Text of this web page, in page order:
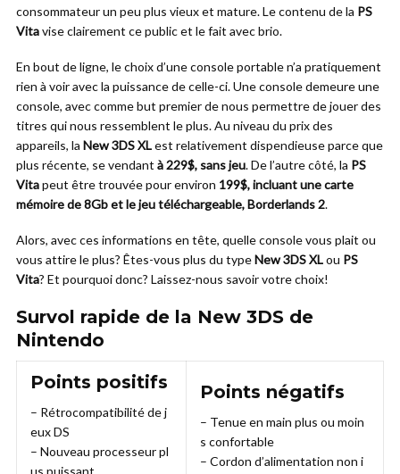
consommateur un peu plus vieux et mature. Le contenu de la PS
Vitavise clairement ce public et le fait avec brio.
En bout de ligne, le choix d’une console portable n’a pratiquement
rien à voir avec la puissance de celle-ci. Une console demeure une
console, avec comme but premier de nous permettre de jouer des
titres qui nous ressemblent le plus. Au niveau du prix des
appareils, la New 3DS XLest relativement dispendieuse parce que
plus récente, se vendant à 229$, sans jeu. De l’autre côté, la PS
Vitapeut être trouvée pour environ 199$, incluant une carte
mémoire de 8Gb et le jeu téléchargeable, Borderlands 2.
Alors, avec ces informations en tête, quelle console vous plait ou
vous attire le plus? Êtes-vous plus du typeNew 3DS XLou PS
Vita? Et pourquoi donc? Laissez-nous savoir votre choix!
Survol rapide de la New 3DS de
Nintendo
Points positifs
– Rétrocompatibilité de j
eux DS
– Nouveau processeur pl
us puissant
Points négatifs
– Tenue en main plus ou moin
s confortable
– Cordon d’alimentation non i